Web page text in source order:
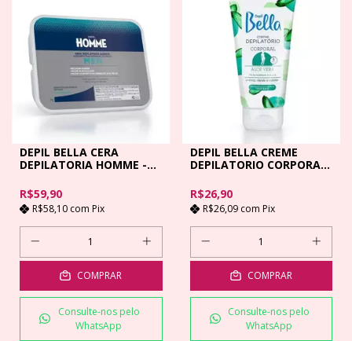
DEPIL BELLA CERA
DEPILATORIA HOMME -
R$59,90
R$58,10 com Pix
COMPRAR
Consulte-nos pelo
WhatsApp
DEPIL BELLA CREME
DEPILATORIO CORPORAL
R$26,90
R$26,09 com Pix
COMPRAR
Consulte-nos pelo
WhatsApp